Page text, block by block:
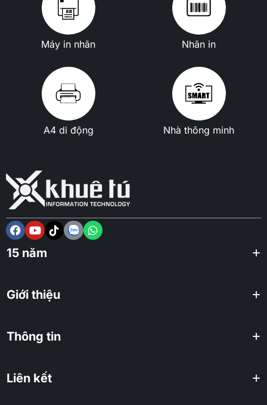
Máy in nhãn Nhãn in
A4 di động Nhà thông minh
15 năm
Giới thiệu
Thông tin
Liên kết